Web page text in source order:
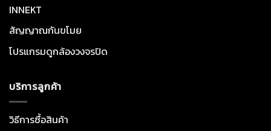
INNEKT
สัญญาณกันขโมย
โปรแกรมดูกล้องวงจรปิด
บริการลูกค้า
วิธีการซื้อสินค้า